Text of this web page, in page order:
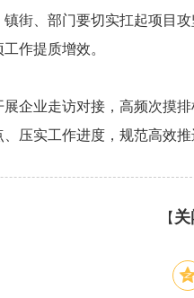
街、部门要切实扛起项目
作提质增效。
企业走访对接，高频次摸
压实工作进度，规范高效
【 关